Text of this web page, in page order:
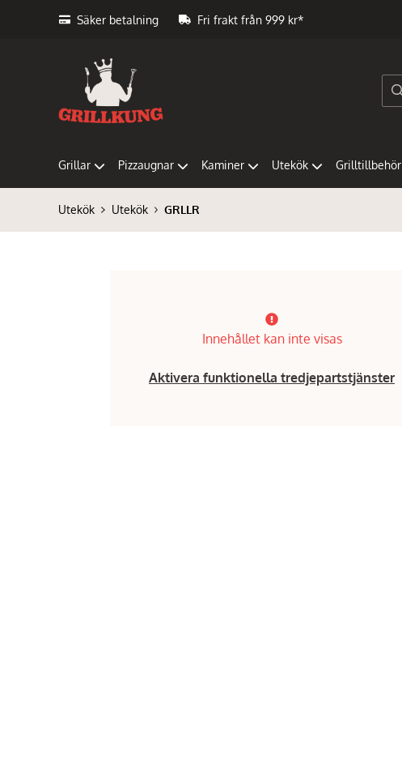
Säker betalning Fri frakt från 999 kr*
Grillar Pizzaugnar Kaminer Utekök Grilltillbehör
Utekök Utekök GRLLR
Innehållet kan inte visas
Aktivera funktionella tredjepartstjänster